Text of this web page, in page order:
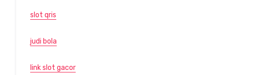
slot qris
judi bola
link slot gacor